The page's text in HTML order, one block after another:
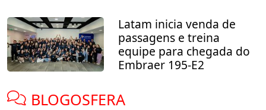
Latam inicia venda de
passagens e treina
equipe para chegada do
Embraer 195-E2
BLOGOSFERA